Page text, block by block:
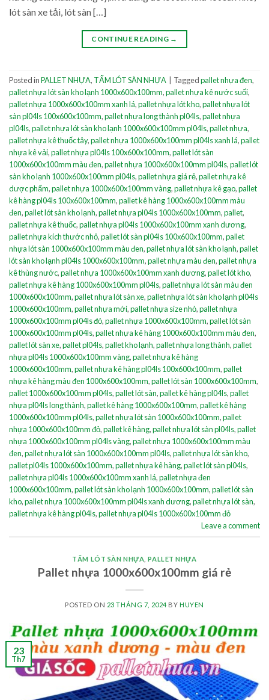
lót sàn xe tải, lót sàn […]
CONTINUE READING →
Posted inPALLET NHỰA, TẤM LÓT SÀN NHỰA Taggedpallet nhựa đen,
pallet nhựa lót sàn kho lạnh 1000x600x100mm,pallet nhựa kê nước suối,
pallet nhựa 1000x600x100mm xanh lá,pallet nhựa lót kho,pallet nhựa lót
sàn pl04ls 100x600x100mm,pallet nhựa long thành pl04ls,pallet nhựa
pl04ls,pallet nhựa lót sàn kho lạnh 1000x600x100mm pl04ls,pallet nhựa,
pallet nhựa kê thuốc tây,pallet nhựa 1000x600x100mm pl04ls xanh lá,pallet
nhựa kê vải,pallet nhựa pl04ls 100x600x100mm,pallet lót sàn
1000x600x100mm màu đen,pallet nhựa 1000x600x100mm pl04ls,pallet lót
sàn kho lạnh 1000x600x100mm pl04ls,pallet nhựa giá rẻ,pallet nhựa kê
dược phẩm,pallet nhựa 1000x600x100mm vàng,pallet nhựa kê gạo,pallet
kê hàng pl04ls 100x600x100mm,pallet kê hàng 1000x600x100mm màu
đen,pallet lót sàn kho lạnh,pallet nhựa pl04ls 1000x600x100mm,pallet,
pallet nhựa kê thuốc,pallet nhựa pl04ls 1000x600x100mm xanh dương,
pallet nhựa kích thước nhỏ,pallet lót sàn pl04ls 100x600x100mm,pallet
nhựa lót sàn 1000x600x100mm màu đen,pallet nhựa lót sàn kho lạnh,pallet
lót sàn kho lạnh pl04ls 1000x600x100mm,pallet nhựa màu đen,pallet nhựa
kê thùng nước,pallet nhựa 1000x600x100mm xanh dương,pallet lót kho,
pallet nhựa kê hàng 1000x600x100mm pl04ls,pallet nhựa lót sàn màu đen
1000x600x100mm,pallet nhựa lót sàn xe,pallet nhựa lót sàn kho lạnh pl04ls
1000x600x100mm,pallet nhựa mới,pallet nhựa size nhỏ,pallet nhựa
1000x600x100mm pl04ls đỏ,pallet nhựa 1000x600x100mm,pallet lót sàn
1000x600x100mm pl04ls,pallet nhựa kê hàng 1000x600x100mm màu đen,
pallet lót sàn xe,pallet pl04ls,pallet kho lạnh,pallet nhựa long thành,pallet
nhựa pl04ls 1000x600x100mm vàng,pallet nhựa kê hàng
1000x600x100mm,pallet nhựa kê hàng pl04ls 100x600x100mm,pallet
nhựa kê hàng màu đen 1000x600x100mm,pallet lót sàn 1000x600x100mm,
pallet 1000x600x100mm pl04ls,pallet lót sàn,pallet kê hàng pl04ls,pallet
nhựa pl04ls long thành,pallet kê hàng 1000x600x100mm,pallet kê hàng
1000x600x100mm pl04ls,pallet nhựa lót sàn 1000x600x100mm,pallet
nhựa 1000x600x100mm đỏ,pallet kê hàng,pallet nhựa lót sàn pl04ls,pallet
nhựa 1000x600x100mm pl04ls vàng,pallet nhựa 1000x600x100mm màu
đen,pallet nhựa lót sàn 1000x600x100mm pl04ls,pallet nhựa lót sàn kho,
pallet pl04ls 1000x600x100mm,pallet nhựa kê hàng,pallet lót sàn pl04ls,
pallet nhựa pl04ls 1000x600x100mm xanh lá,pallet nhựa đen
1000x600x100mm,pallet lót sàn kho lạnh 1000x600x100mm,pallet lót sàn
kho,pallet nhựa 1000x600x100mm pl04ls xanh dương,pallet nhựa lót sàn,
pallet nhựa kê hàng pl04ls,pallet nhựa pl04ls 1000x600x100mm đỏ
Leave a comment
TẤM LÓT SÀN NHỰA ,PALLET NHỰA
Pallet nhựa 1000x600x100mm giá rẻ
POSTED ON 23 THÁNG 7, 2024BY HUYEN
23
Th7